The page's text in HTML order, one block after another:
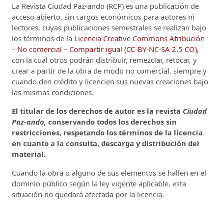
La Revista Ciudad Paz-ando (RCP) es una publicación de
acceso abierto, sin cargos económicos para autores ni
lectores, cuyas publicaciones semestrales se realizan bajo
los términos de la Licencia Creative Commons Atribución
– No comercial – Compartir igual (CC-BY-NC-SA 2.5 CO),
con la cual otros podrán distribuir, remezclar, retocar, y
crear a partir de la obra de modo no comercial, siempre y
cuando den crédito y licencien sus nuevas creaciones bajo
las mismas condiciones.
El titular de los derechos de autor es la revista Ciudad
Paz-ando, conservando todos los derechos sin
restricciones, respetando los términos de la licencia
en cuanto a la consulta, descarga y distribución del
material.
Cuando la obra o alguno de sus elementos se hallen en el
dominio público según la ley vigente aplicable, esta
situación no quedará afectada por la licencia.